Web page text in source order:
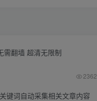
需翻墙 超清无限制
2362
键词自动采集相关文章内容